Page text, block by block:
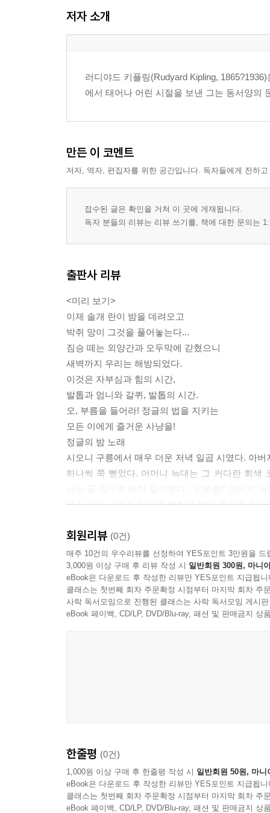
여왕 폐하의 병사들
야영지 동물들의 행진가
저자 소개
러디야드 키플링(Rudyard Kipling,
에서 태어나 어린 시절을 보낸 그는 동서양의
만든 이 코멘트
저자, 역자, 편집자를 위한 공간입니다. 독자들에게 전하
접수된 글은 확인을 거쳐 이 곳에 게재됩니다.
독자 분들의 리뷰는 리뷰 쓰기를, 책에 대한 문의는
출판사 리뷰
<미리 보기>
이제 솔개 란이 밤을 데려오고
박쥐 망이 그것을 풀어놓는다...
짐승 떼는 외양간과 오두막에 갇혔으니
새벽까지 우리는 해방되었다.
이것은 자부심과 힘의 시간,
발톱과 엄니와 갈퀴, 발톱의 시간.
오, 부름을 들어라! 정글의 법을 지키는
모든 이에게 즐거운 사냥을!
정글의 밤 노래
시오니 구릉에서 매우 더운 저녁 일곱 시였다. 아
하나씩 쭉 뻗었다. 어머니 늑대는 그 커다란 회색
가진 작은 그림자 하나가 문턱을 건너 들어와 낑
그것은 자칼 타바퀴?접시 핥는 자?였다. 인도의
마을 쓰레기더미에서 넝마와 가죽 조각을 뜯어
자가 없기 때문이다. 일단 미치면 그는 누구를
호랑이조차 달아나 숨는데, 광기야말로 야생 동
그들은 데와니(광기)라 부르며 달아난다.
"들어와서 봐라," 아버지 늑대가 딱딱하게 말했다.
"큰 놈 시어 칸이 사냥터를 옮겼답니다. 다음 달 동
시어 칸은 이십 마일 떨어진 와잉강가 강 근처에 사
<추천평>
회원리뷰 (0건)
매주 10건의 우수리뷰를 선정하여 YES포인트 3만원을 드
3,000원 이상 구매 후 리뷰 작성 시 일반회원 300원, 마니
eBook은 다운로드 후 작성한 리뷰만 YES포인트 지급됩니
클래스는 첫번째 회차 주문확정 시점부터 마지막 회차 주
사락 독서모임으로 진행된 클래스는 사락 독서모임 게시
eBook 페이백, CD/LP, DVD/Blu-ray, 패션 및 판매금지 상
한줄평 (0건)
1,000원 이상 구매 후 한줄평 작성 시 일반회원 50원, 마니
eBook은 다운로드 후 작성한 리뷰만 YES포인트 지급됩니
클래스는 첫번째 회차 주문확정 시점부터 마지막 회차 주
eBook 페이백, CD/LP, DVD/Blu-ray, 패션 및 판매금지 상